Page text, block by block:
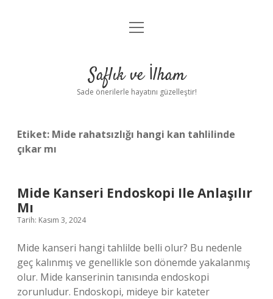
Anasayfa
Yasal Uyarı
menüyü
Saflık ve İlham
Sade önerilerle hayatını güzelleştir!
Etiket: Mide rahatsızlığı hangi kan tahlilinde
çıkar mı
Mide Kanseri Endoskopi Ile Anlaşılır
Mı
Tarih: Kasım 3, 2024
Mide kanseri hangi tahlilde belli olur? Bu nedenle
geç kalınmış ve genellikle son dönemde yakalanmış
olur. Mide kanserinin tanısında endoskopi
zorunludur. Endoskopi, mideye bir kateter